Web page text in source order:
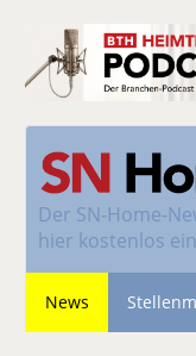
Der SN-Home-
hier kostenlos
News